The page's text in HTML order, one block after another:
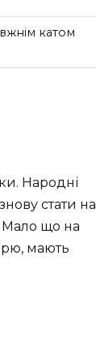
катом
Народні
стати на
Мало що на
мають